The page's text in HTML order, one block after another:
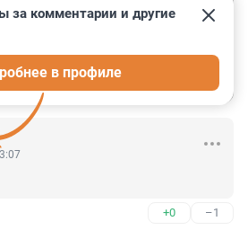
за комментарии и другие
в профиле
+0 –1